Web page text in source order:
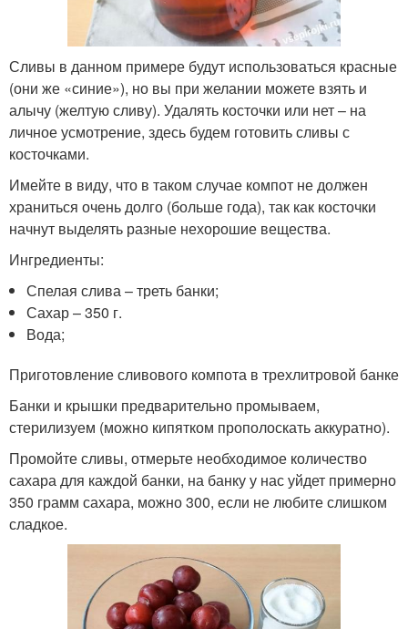
Сливы в данном примере будут использоваться красные
(они же «синие»), но вы при желании можете взять и
алычу (желтую сливу). Удалять косточки или нет – на
личное усмотрение, здесь будем готовить сливы с
косточками.
Имейте в виду, что в таком случае компот не должен
храниться очень долго (больше года), так как косточки
начнут выделять разные нехорошие вещества.
Ингредиенты:
Спелая слива – треть банки;
Сахар – 350 г.
Вода;
Приготовление сливового компота в трехлитровой банке
Банки и крышки предварительно промываем,
стерилизуем (можно кипятком прополоскать аккуратно).
Промойте сливы, отмерьте необходимое количество
сахара для каждой банки, на банку у нас уйдет примерно
350 грамм сахара, можно 300, если не любите слишком
сладкое.